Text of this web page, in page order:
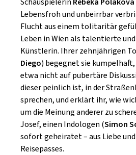
Lebensfroh und unbeirrbar
Flucht aus einem tolitaritär
Leben in Wien als talentierte
Künstlerin. Ihrer zehnjährigen
Diego) begegnet sie
etwa nicht auf pubertäre
dieser peinlich ist, in der
sprechen, und erklärt ihr, wie
um die Meinung anderer zu
Josef, einen Indologen (Simon
sofort geheiratet – aus Liebe
Reisepasses.